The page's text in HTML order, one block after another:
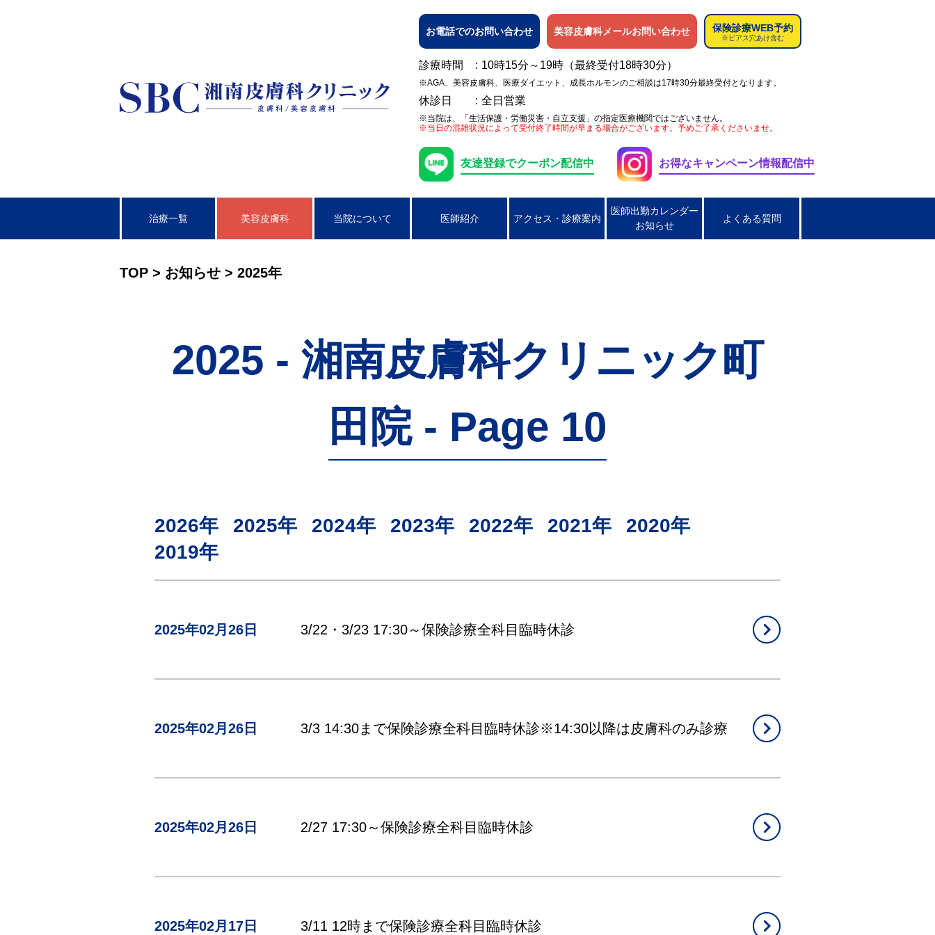
お電話でのお問い合わせ 美容皮膚科メールお問い合わせ 保険診療WEB予約
※ピアス穴あけ含む
診療時間 10時15分～19時（最終受付18時30分）
※AGA、美容皮膚科、医療ダイエット、成長ホルモンのご相談は17時30分最終受付となります。
休診日 全日営業
※当院は、「生活保護・労働災害・自立支援」の指定医療機関ではございません。
※当日の混雑状況によって受付終了時間が早まる場合がございます。予めご了承くださいませ。
友達登録でクーポン配信中 お得なキャンペーン情報配信中
治療一覧
自由診療
美容皮膚科 当院について 医師紹介 アクセス・診療案内
医師出勤カレンダー
お知らせ
よくある質問
TOP > お知らせ > 2025年
2025 - 湘南皮膚科クリニック町
田院 - Page 10
2026年 2025年 2024年 2023年 2022年 2021年
2020年
2019年
2025年02月26日 3/22・3/23 17:30～保険診療全科目臨時休診
2025年02月26日 3/3 14:30まで保険診療全科目臨時休診※14:30以降は皮膚科のみ診療
2025年02月26日 2/27 17:30～保険診療全科目臨時休診
2025年02月17日 3/11 12時まで保険診療全科目臨時休診